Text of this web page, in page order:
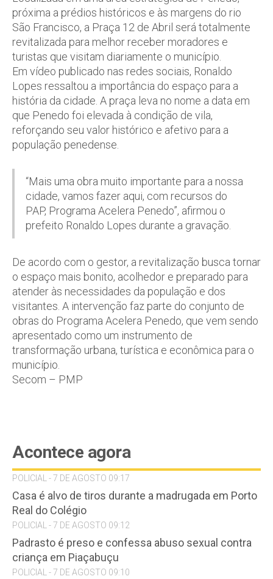
próxima a prédios históricos e às margens do rio
São Francisco, a Praça 12 de Abril será totalmente
revitalizada para melhor receber moradores e
turistas que visitam diariamente o município.
Em vídeo publicado nas redes sociais, Ronaldo
Lopes ressaltou a importância do espaço para a
história da cidade. A praça leva no nome a data em
que Penedo foi elevada à condição de vila,
reforçando seu valor histórico e afetivo para a
população penedense.
“Mais uma obra muito importante para a nossa
cidade, vamos fazer aqui, com recursos do
PAP, Programa Acelera Penedo”, afirmou o
prefeito Ronaldo Lopes durante a gravação.
De acordo com o gestor, a revitalização busca tornar
o espaço mais bonito, acolhedor e preparado para
atender às necessidades da população e dos
visitantes. A intervenção faz parte do conjunto de
obras do Programa Acelera Penedo, que vem sendo
apresentado como um instrumento de
transformação urbana, turística e econômica para o
município.
Secom – PMP
Acontece agora
POLICIAL - 7 DE AGOSTO 09:17
Casa é alvo de tiros durante a madrugada em Porto
Real do Colégio
POLICIAL - 7 DE AGOSTO 09:12
Padrasto é preso e confessa abuso sexual contra
criança em Piaçabuçu
POLICIAL - 7 DE AGOSTO 09:10